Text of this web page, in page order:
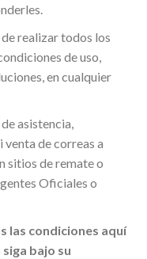
realizar todos los
de uso,
en cualquier
asistencia,
de correas a
sitios de remate o
Oficiales o
las condiciones aquí
bajo su